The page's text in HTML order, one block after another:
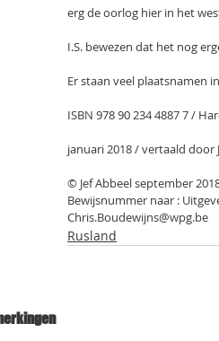
erg de oorlog hier in het
I.S. bewezen dat het nog
Er staan veel plaatsnamen
ISBN 978 90 234 4887 7 /
januari 2018 / vertaald door
© Jef Abbeel september
Bewijsnummer naar :
Chris.Boudewijns@wpg.be
Rusland